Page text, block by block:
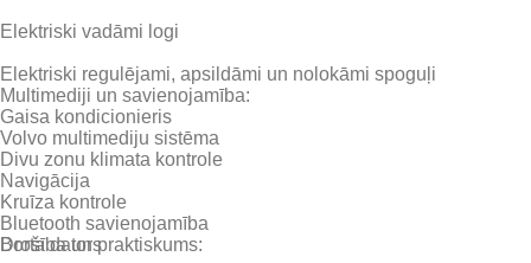
Elektriski vadāmi logi
Elektriski regulējami, apsildāmi un nolokāmi spoguļi
Gaisa kondicionieris
Divu zonu klimata kontrole
Kruīza kontrole
Borta dators
Volvo multimediju sistēma
Navigācija
Bluetooth savienojamība